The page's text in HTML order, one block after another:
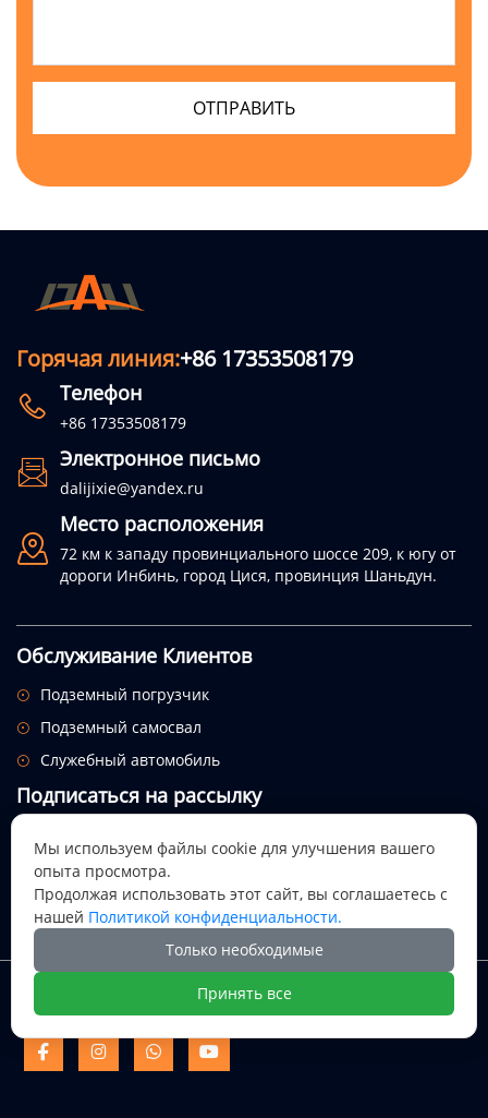
Горячая линия:+86 17353508179
 Телефон
+86 17353508179
 Электронное письмо
dalijixie@yandex.ru

Место расположения
72 км к западу провинциального шоссе 209, к югу от
дороги Инбинь, город Цися, провинция Шаньдун.
Обслуживание Клиентов
 Подземный погрузчик
 Подземный самосвал
 Служебный автомобиль
Подписаться на рассылку

Авторское право @ Цися Дали Майнинг Машинери ООО
Цися Дали Майнинг Машинери
   
Мы используем файлы cookie для улучшения вашего
опыта просмотра.
Продолжая использовать этот сайт, вы соглашаетесь с
нашей Политикой конфиденциальности.
Только необходимые
Принять все